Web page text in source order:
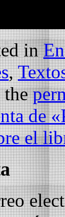
in
,
the
de
el